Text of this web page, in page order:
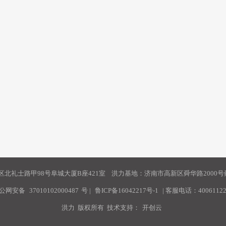
北礼士路甲98号阜城大厦B座421室 洪力基地：济南市高新区舜华路2000号
网安备 37010102000487 号 | 鲁ICP备16042217号-1 | 客服电话：
洪力 版权所有 技术支持： 开创云